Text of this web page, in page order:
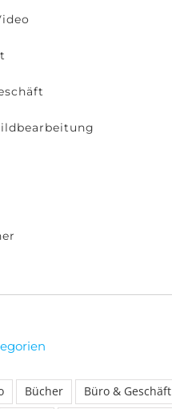
Bücher
Büro & Geschäft